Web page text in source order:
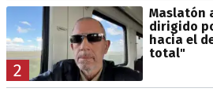
2
Maslatón
dirigido
hacia el
total"